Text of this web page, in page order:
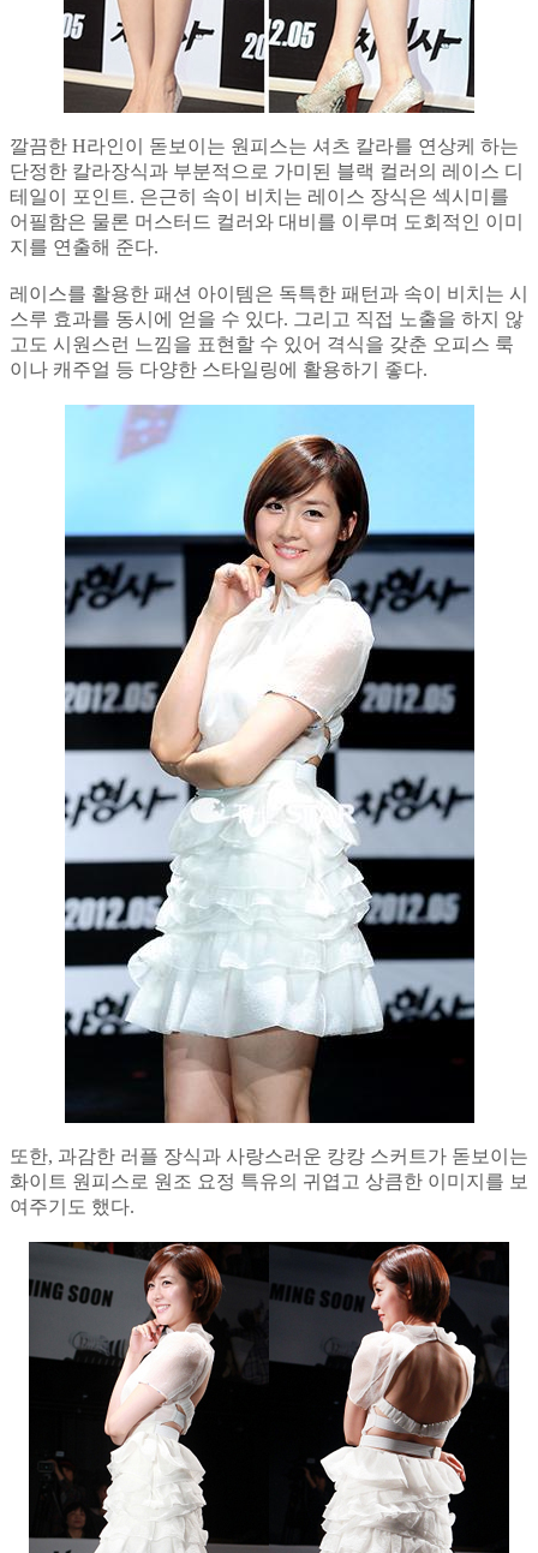
깔끔한 H라인이 돋보이는 원피스는 셔츠 칼라를 연상케 하는
단정한 칼라장식과 부분적으로 가미된 블랙 컬러의 레이스 디
테일이 포인트. 은근히 속이 비치는 레이스 장식은 섹시미를
어필함은 물론 머스터드 컬러와 대비를 이루며 도회적인 이미
지를 연출해 준다.
레이스를 활용한 패션 아이템은 독특한 패턴과 속이 비치는 시
스루 효과를 동시에 얻을 수 있다. 그리고 직접 노출을 하지 않
고도 시원스런 느낌을 표현할 수 있어 격식을 갖춘 오피스 룩
이나 캐주얼 등 다양한 스타일링에 활용하기 좋다.
또한, 과감한 러플 장식과 사랑스러운 캉캉 스커트가 돋보이는
화이트 원피스로 원조 요정 특유의 귀엽고 상큼한 이미지를 보
여주기도 했다.